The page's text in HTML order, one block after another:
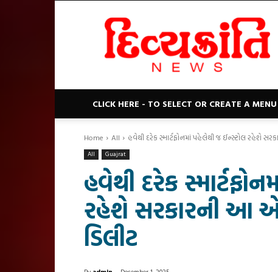
Divyakranti
News
CLICK HERE - TO SELECT OR CREATE A MENU
Home All હવેથી દરેક સ્માર્ટફોનમાં પહેલેથી જ ઈન્સ્ટોલ રહેશે
All Guajrat
હવેથી દરેક
રહેશે સરકારની આ
ડિલીટ